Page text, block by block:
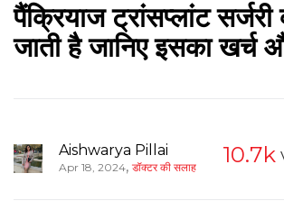
पैंक्रियाज ट्रांसप्लांट सर्जरी
जाती है जानिए इसका खर्च
Aishwarya Pillai
Apr 18, 2024, डॉक्टर की सलाह 10.7k